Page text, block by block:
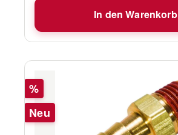
In den Warenkorb
Rabatt
%
Neu